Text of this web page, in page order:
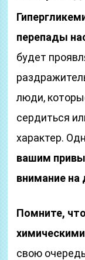
перепады
будет
люди,
сердиться
характер.
вашим
внимание
Помните,
свою